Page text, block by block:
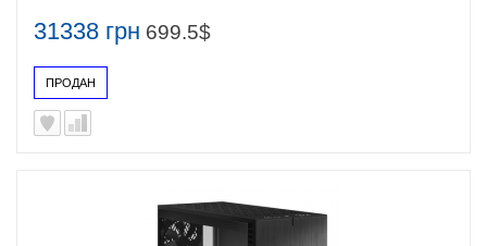
31338 грн 699.5$
ПРОДАН